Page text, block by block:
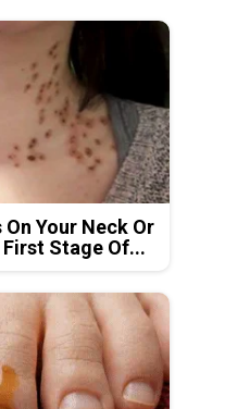
Your Neck Or
Stage Of...